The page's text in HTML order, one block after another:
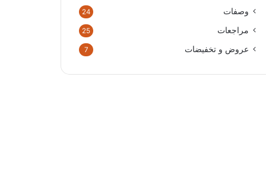
وصفات 24
مراجعات 25
عروض و تخفيضات 7